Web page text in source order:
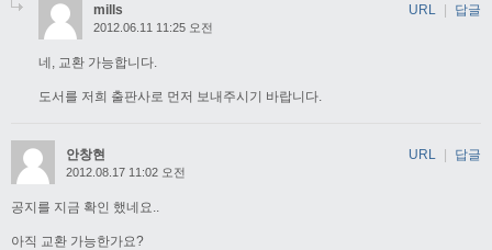
mills
2012.06.11 11:25 오전
네, 교환 가능합니다.
도서를 저희 출판사로 먼저 보내주시기 바랍니다.
URL 답글
안창현
2012.08.17 11:02 오전
공지를 지금 확인 했네요..
아직 교환 가능한가요?
URL | 답글